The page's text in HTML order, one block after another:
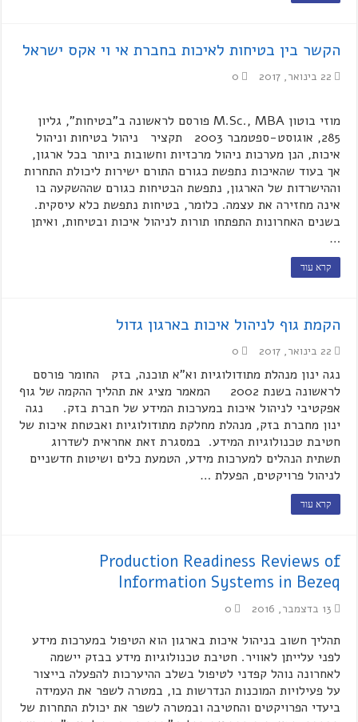
הקשר בין בטיחות לאיכות בחברת אי וי אקס ישראל
22 בינואר, 2017 0
מוזי בוטון M.Sc., MBA פורסם לראשונה ב"בטיחות", גליון
285, אוגוסט-ספטמבר 2003 תקציר ניהול בטיחות וניהול
איכות, הנן מערכות ניהול מרכזיות וחשובות ביותר בכל ארגון,
אך בעוד שהאיכות נתפשת כגורם התורם ישירות ליכולת התחרות
וההישרדות של הארגון, נתפשת הבטיחות כגורם שההשקעה בו
אינה מחזירה את עצמה. כלומר, בטיחות נתפשת כלא עיסקית.
בשנים האחרונות התפתחו תורות לניהול איכות ובטיחות, ואיתן
…
קרא עוד
הקמת גוף לניהול איכות בארגון גדול
22 בינואר, 2017 0
נגה ינון מנהלת מתודולוגיות וא"א תוכנה, בזק החומר פורסם
לראשונה בשנת 2002 המאמר מציג את תהליך ההקמה של גוף
אפקטיבי לניהול איכות במערכות המידע של חברת בזק. נגה
ינון מחברת בזק, מנהלת מחלקת מתודולוגיות ואבטחת איכות של
חטיבת טכנולוגיות המידע. במסגרת זאת אחראית לשדרוג
תשתית הנהלים למערכות מידע, הטמעת כלים ושיטות חדשניים
לניהול פרויקטים, הפעלת …
קרא עוד
Production Readiness Reviews of
Information Systems in Bezeq
13 בדצמבר, 2016 0
תהליך חשוב בניהול איכות בארגון הוא הטיפול במערכות מידע
לפני עלייתן לאוויר. חטיבת טכנולוגיות מידע בבזק יישמה
לאחרונה נוהל קפדני לטיפול בשלב ההיערכות להפעלה בייצור
על פעילויות המוכנות הנדרשות בו, במטרה לשפר את העמידה
ביעדי הפרויקטים והחטיבה ובמטרה לשפר את יכולת התחרות של